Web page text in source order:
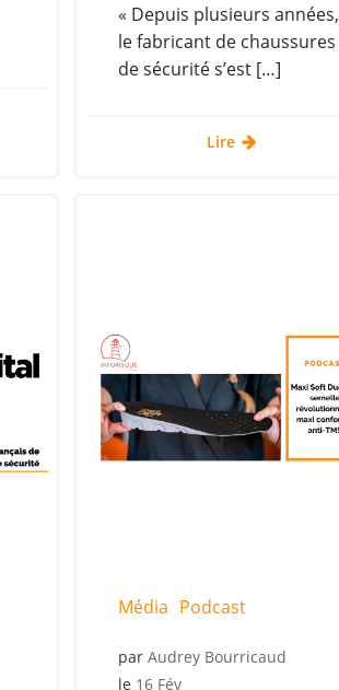
« Depuis plusieurs années,
le fabricant de chaussures
de sécurité s’est […]
Lire
Média Podcast
par Audrey Bourricaud
le 16 Fév